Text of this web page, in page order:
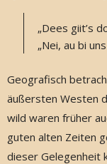
„Dees giit’s
„Nei, au bi
Geografisch
äußersten Westen
wild waren früher
guten alten Zeiten
dieser Gelegenheit